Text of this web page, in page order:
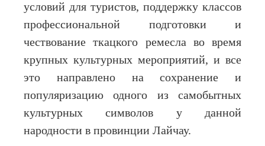
условий для туристов, поддержку классов
профессиональной подготовки и
чествование ткацкого ремесла во время
крупных культурных мероприятий, и все
это направлено на сохранение и
популяризацию одного из самобытных
культурных символов у данной
народности в провинции Лайчау.